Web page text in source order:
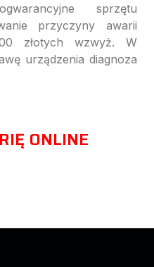
sprzętu
przyczyny awarii
złotych wzwyż. W
urządzenia diagnoza
ONLINE